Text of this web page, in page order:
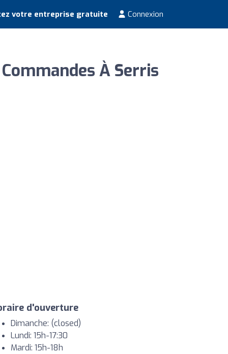
votre entreprise gratuite Connexion
À Serris
d'ouverture
Dimanche: (closed)
Lundi: 15h-17:30
Mardi: 15h-18h